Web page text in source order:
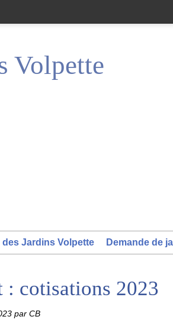
Volpette
des Jardins Volpette Demande de
: cotisations 2023
par CB